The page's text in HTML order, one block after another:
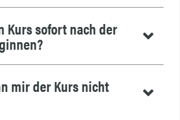
Kurs sofort nach der
mir der Kurs nicht